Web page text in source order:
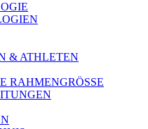
& ATHLETEN
RAHMENGRÖSSE